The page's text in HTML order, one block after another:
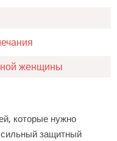
женщины
которые нужно
сильный защитный